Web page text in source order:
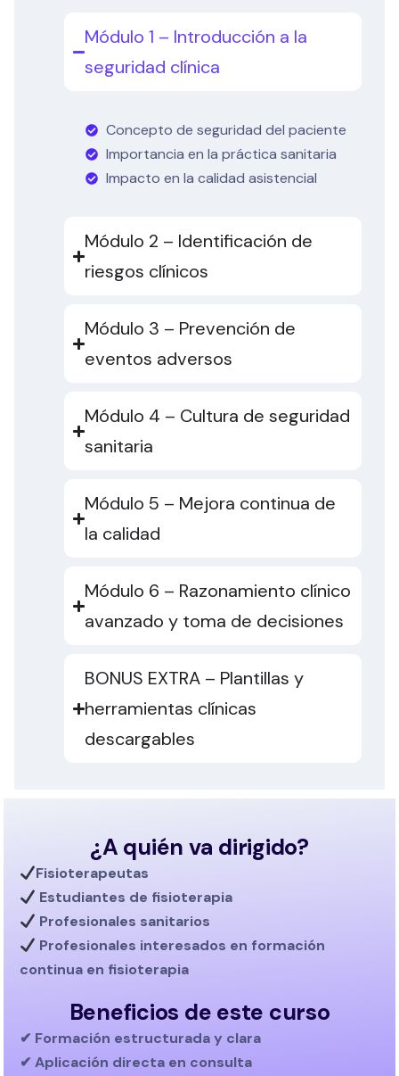
Módulo 1 – Introducción a la
seguridad clínica
Concepto de seguridad del paciente
Importancia en la práctica sanitaria
Impacto en la calidad asistencial
Módulo 2 – Identificación de
riesgos clínicos
Módulo 3 – Prevención de
eventos adversos
Módulo 4 – Cultura de seguridad
sanitaria
Módulo 5 – Mejora continua de
la calidad
Módulo 6 – Razonamiento clínico
avanzado y toma de decisiones
BONUS EXTRA – Plantillas y
herramientas clínicas
descargables
¿A quién va dirigido?
Fisioterapeutas
Estudiantes de fisioterapia
Profesionales sanitarios
Profesionales interesados en formación
continua en fisioterapia
Beneficios de este curso
✔ Formación estructurada y clara
✔ Aplicación directa en consulta